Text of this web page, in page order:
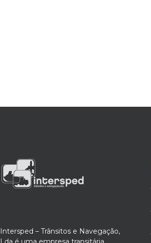
Intersped – Trânsitos e Navegação,